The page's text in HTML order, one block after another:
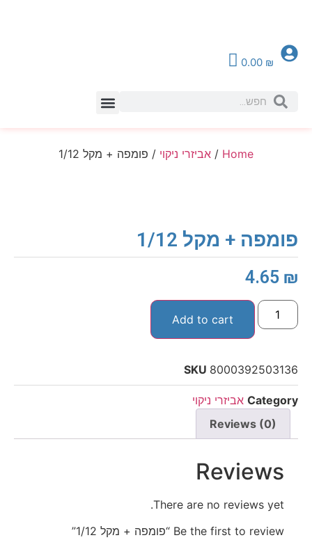
0.00 ₪
Home
/ אביזרי ניקוי / פומפה + מקל 1/12
פומפה + מקל 1/12
4.65 ₪
Add to cart
SKU 8000392503136
Category אביזרי ניקוי
Reviews (0)
Reviews
There are no reviews yet.
Be the first to review “פומפה + מקל 1/12”